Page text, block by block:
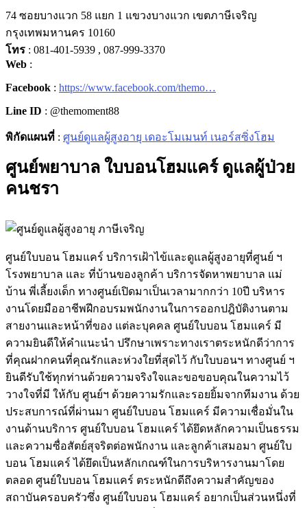
74 ซอยบางแวก 58 แยก 1 แขวงบางแวก เขตภาษีเจริญ
กรุงเทพมหานคร 10160
โทร : 081-401-5939 , 087-999-3370
Web :
Facebook : https://www.facebook.com/themo…
Line ID : @themoment88
พิกัดแผนที่ : ศูนย์ดูแลผู้สูงอายุ เดอะโมเมนท์ เนอร์สซิ่งโฮม
ศูนย์พยาบาล ใบบอนโฮมแคร์ ดูแลผู้ป่วย
คนชรา
ศูนย์ใบบอน โฮมแคร์ บริการเฝ้าไข้และดูแลผู้สูงอายุที่ศูนย์ ฯ
โรงพยาบาล และ ที่บ้านของลูกค้า บริการจัดหาพยาบาล แม่
บ้าน พี่เลี้ยงเด็ก ทางศูนย์เปิดมาเป็นเวลามากกว่า 10ปี บริหาร
งานโดยมืออาชีพฝีกอบรมพนักงานในการออกปฎิบัติงานตาม
สายงานและหน้าที่ของ แต่ละบุคคล ศูนย์ใบบอน โฮมแคร์ มี
ความยินดีให้คำแนะนำ ปรึกษาเพราะทางเราตระหนักดีว่าการ
ที่คุณฝากคนที่คุณรักและห่วงใยที่สุดไว้ กับใบบอนฯ ทางศูนย์ ฯ
ยินดีรับใช้ทุกท่านด้วยความจริงใจและขอขอบคุณในความไว้
วางใจที่มี ให้กับ ศูนย์ฯ ด้วยความรักและรอยยิ้มจากทีมงาน ด้วย
ประสบการณ์ที่ผ่านมา ศูนย์ใบบอน โฮมแคร์ มีความเชื่อมั่นใน
งานด้านบริการ ศูนย์ใบบอน โฮมแคร์ ได้ยึดหลักความเป็นธรรม
และความซื่อสัตย์สุจริตต่อพนักงาน และลูกค้าเสมอมา ศูนย์ใบ
บอน โฮมแคร์ ได้ยึดเป็นหลักเกณฑ์ในการบริหารงานมาโดย
ตลอด ศูนย์ใบบอน โฮมแคร์ ตระหนักดีถึงความสำคัญของ
สถาบันครอบครัวซึ่ง ศูนย์ใบบอน โฮมแคร์ อยากเป็นส่วนหนึ่งที่